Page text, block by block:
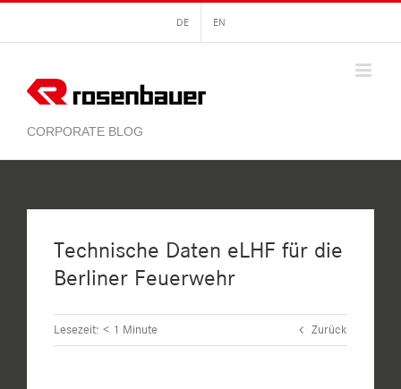
springen
DE EN
Technische Daten eLHF für die
Berliner Feuerwehr
Lesezeit: < 1 Minute Zurück